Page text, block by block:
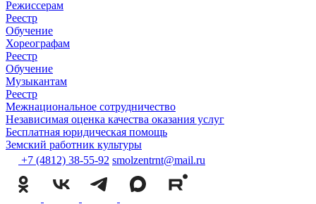
Режиссерам
Реестр
Обучение
Хореографам
Реестр
Обучение
Музыкантам
Реестр
Межнациональное сотрудничество
Независимая оценка качества оказания услуг
Бесплатная юридическая помощь
Земский работник культуры
+7 (4812) 38-55-92 smolzentrnt@mail.ru